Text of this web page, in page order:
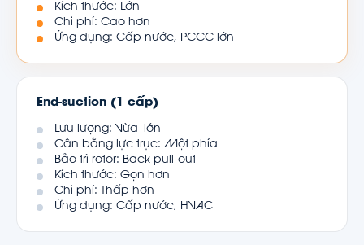
Kích thước: Lớn
Chi phí: Cao hơn
Ứng dụng: Cấp nước, PCCC lớn
End-suction (1 cấp)
Lưu lượng: Vừa–lớn
Cân bằng lực trục: Một phía
Bảo trì rotor: Back pull-out
Kích thước: Gọn hơn
Chi phí: Thấp hơn
Ứng dụng: Cấp nước, HVAC